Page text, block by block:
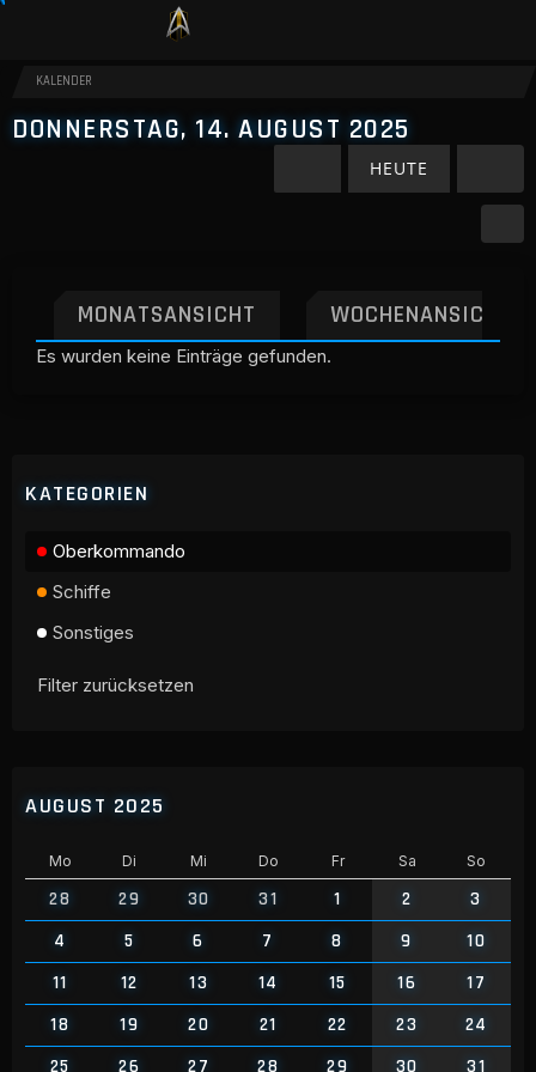
KALENDER
DONNERSTAG, 14. AUGUST 2025
HEUTE
MONATSANSICHT WOCHENANSICHT
Es wurden keine Einträge gefunden.
KATEGORIEN
Oberkommando
Schiffe
Sonstiges
Filter zurücksetzen
AUGUST 2025
Mo Di Mi Do Fr Sa So
28 29 30 31 1 2
3
4
5 6 7 8 9
10
11
12 13 14 15 16
17
18
19 20 21 22 23
24
25
26 27 28 29 30 31